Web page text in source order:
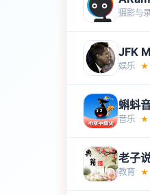
摄影与
JFK
娱乐 ★
蝌蚪
音乐 ★
老子
教育 ★